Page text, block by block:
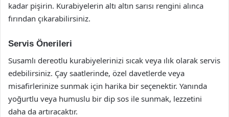
kadar pişirin. Kurabiyelerin altı altın sarısı rengini alınca
fırından çıkarabilirsiniz.
Servis Önerileri
Susamlı dereotlu kurabiyelerinizi sıcak veya ılık olarak servis
edebilirsiniz. Çay saatlerinde, özel davetlerde veya
misafirlerinize sunmak için harika bir seçenektir. Yanında
yoğurtlu veya humuslu bir dip sos ile sunmak, lezzetini
daha da artıracaktır.